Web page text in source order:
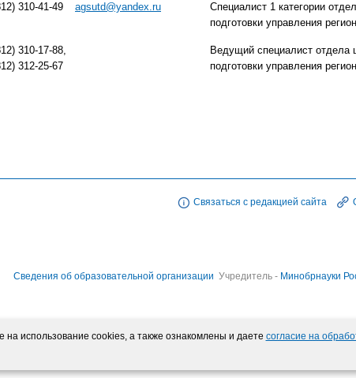
310-41-49 agsutd@yandex.ru
Специалист 1 категории
подготовки управления
310-17-88,
312-25-67
Ведущий специалист отдела
подготовки управления
Связаться с редакцией сайта
Сведения об образовательной организации Учредитель - Минобрнауки
использование cookies, а также ознакомлены и даете согласие на